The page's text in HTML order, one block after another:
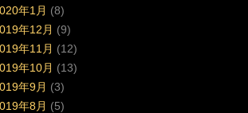
年1月 (8)
年12月 (9)
年11月 (12)
年10月 (13)
年9月 (3)
年8月 (5)